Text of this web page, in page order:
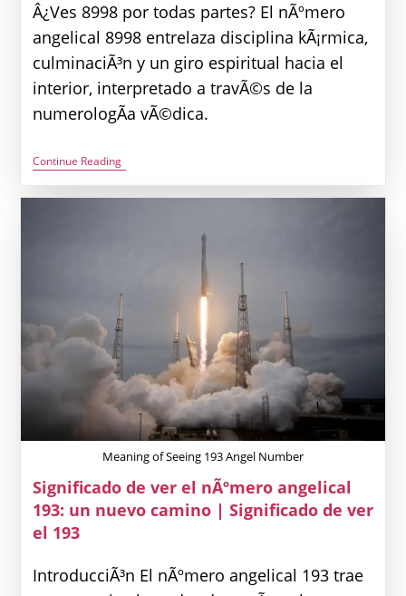
Â¿Ves 8998 por todas partes? El nÃºmero
angelical 8998 entrelaza disciplina kÃ¡rmica,
culminaciÃ³n y un giro espiritual hacia el
interior, interpretado a travÃ©s de la
numerologÃ­a vÃ©dica.
Continue ReadingSignificado
Del
NÃºmero
VÃ©dica
Meaning of Seeing 193 Angel Number
Significado de ver el nÃºmero angelical
193: un nuevo camino | Significado de ver
el 193
IntroducciÃ³n El nÃºmero angelical 193 trae